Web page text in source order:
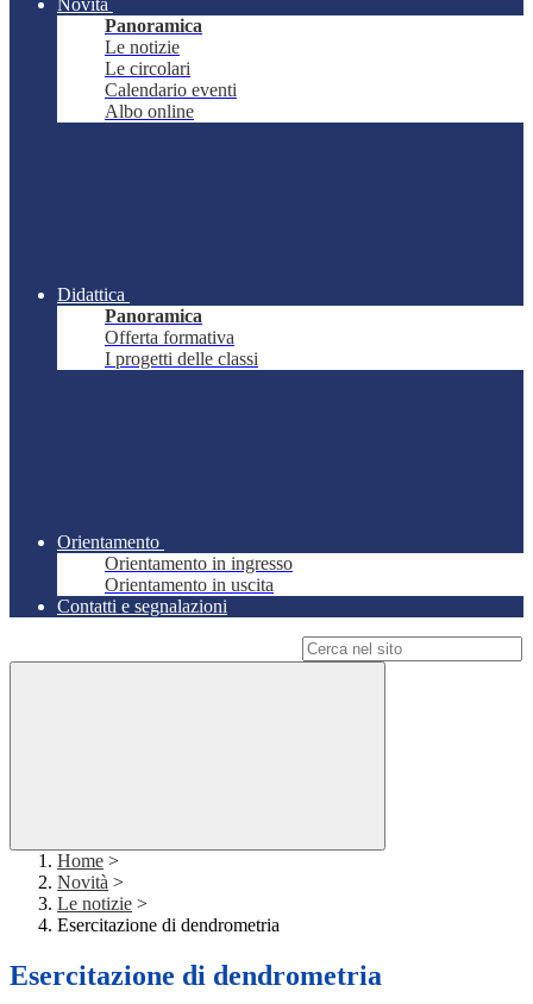
Novità
Panoramica
Le notizie
Le circolari
Calendario eventi
Albo online
Didattica
Panoramica
Offerta formativa
I progetti delle classi
Orientamento
Orientamento in ingresso
Orientamento in uscita
Contatti e segnalazioni
Home >
Novità >
Le notizie >
Esercitazione di dendrometria
Esercitazione di dendrometria